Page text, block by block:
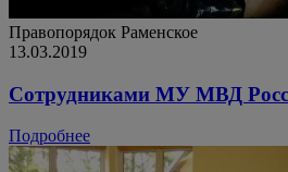
Правопорядок Раменское
13.03.2019
Сотрудниками МУ МВД
Подробнее